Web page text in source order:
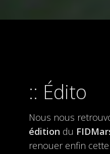
Édito
Nous nous
édition du
renouer enfin